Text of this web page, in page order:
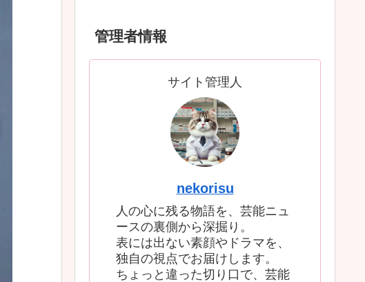
管理者情報
サイト管理人
nekorisu
人の心に残る物語を、芸能ニュ
ースの裏側から深掘り。
表には出ない素顔やドラマを、
独自の視点でお届けします。
ちょっと違った切り口で、芸能